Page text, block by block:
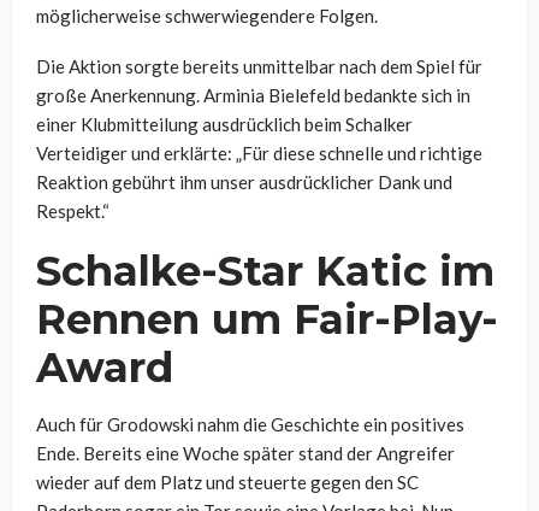
möglicherweise schwerwiegendere Folgen.
Die Aktion sorgte bereits unmittelbar nach dem Spiel für
große Anerkennung. Arminia Bielefeld bedankte sich in
einer Klubmitteilung ausdrücklich beim Schalker
Verteidiger und erklärte: „Für diese schnelle und richtige
Reaktion gebührt ihm unser ausdrücklicher Dank und
Respekt.“
Schalke-Star Katic im
Rennen um Fair-Play-
Award
Auch für Grodowski nahm die Geschichte ein positives
Ende. Bereits eine Woche später stand der Angreifer
wieder auf dem Platz und steuerte gegen den SC